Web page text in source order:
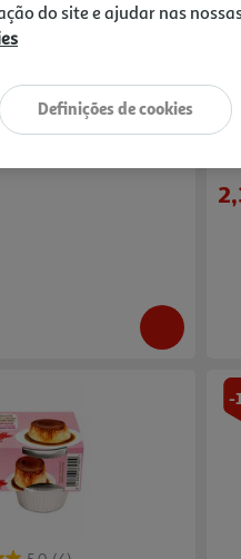
Sem Gluten 461g
-
do site e ajudar nas
Definições de cookies